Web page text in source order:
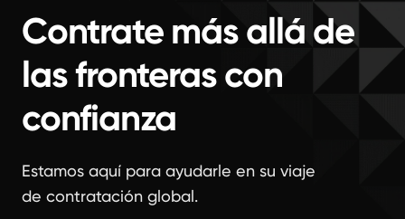
Contrate más allá de
las fronteras con
confianza
Estamos aquí para ayudarle en su viaje
de contratación global.